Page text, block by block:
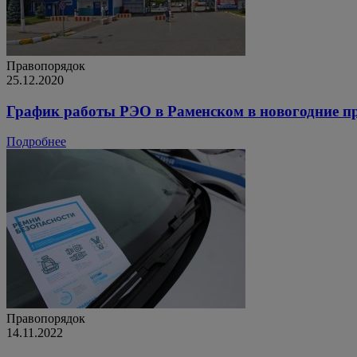
Правопорядок
25.12.2020
График работы РЭО в Раменском в новогодние
Подробнее
Правопорядок
14.11.2022